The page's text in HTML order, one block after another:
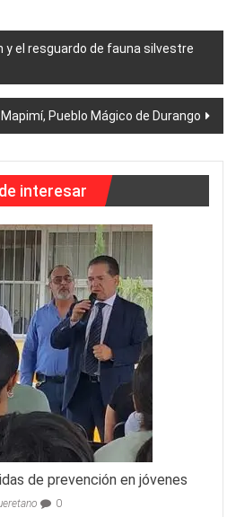
y el resguardo de fauna silvestre
Pueblo Mágico de Durango
interesar
de prevención en jóvenes
0